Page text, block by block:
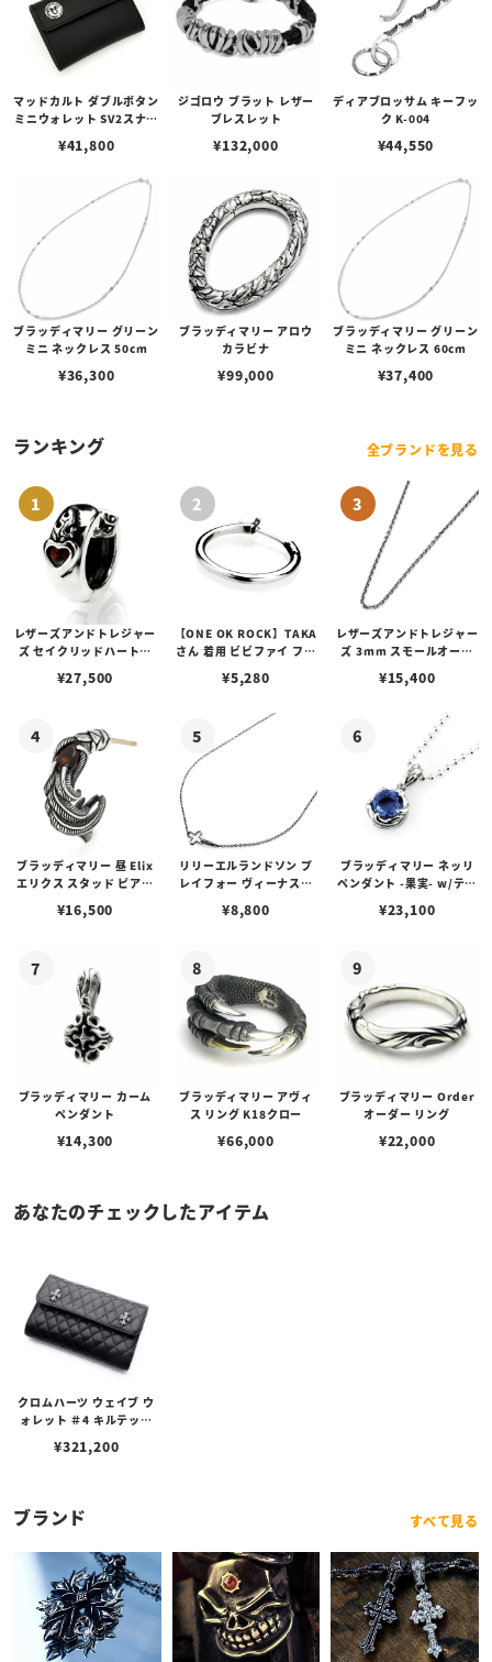
マッドカルト ダブルボタン
ミニウォレット SV2スナッ
¥41,800
ジゴロウ ブラット レザー
ブレスレット
¥132,000
ディアブロッサム キーフッ
ク K-004
¥44,550
ブラッディマリー グリーン
ミニ ネックレス 50cm
¥36,300
ブラッディマリー アロウ
カラビナ
¥99,000
ブラッディマリー グリーン
ミニ ネックレス 60cm
¥37,400
ランキング 全ブランドを見る
レザーズアンドトレジャー
ズ セイクリッドハートピ
¥27,500
【ONE OK ROCK】TAKA
さん 着用 ビビファイ フー
¥5,280
レザーズアンドトレジャー
ズ 3mm スモールオーバ
ブスタークラスプ＆LTロ
¥15,400
ブラッディマリー 昼 Elix
エリクス スタッド ピアス
¥16,500
リリーエルランドソン プ
レイフォー ヴィーナスチ
¥8,800
ブラッディマリー ネッリ
ペンダント -果実- w/ティ
¥23,100
ブラッディマリー カーム
ペンダント
¥14,300
ブラッディマリー アヴィ
ス リング K18クロー
¥66,000
ブラッディマリー Order
オーダー リング
¥22,000
あなたのチェックしたアイテム
クロムハーツ ウェイブ ウ
ォレット ＃4 キルテッド
スボタン
¥321,200
ブランド すべて見る